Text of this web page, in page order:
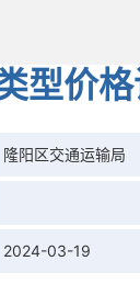
型价
隆阳区交通运输局
2024-03-19